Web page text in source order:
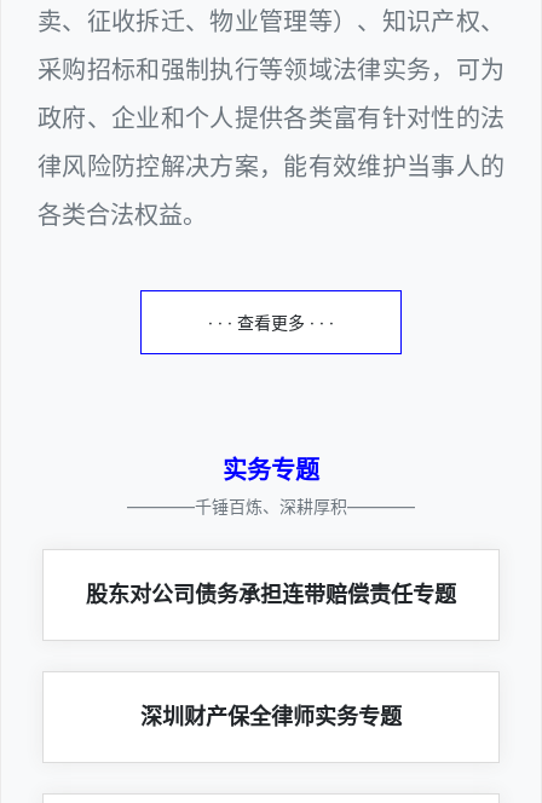
卖、征收拆迁、物业管理等）、知识产权、
采购招标和强制执行等领域法律实务，可为
政府、企业和个人提供各类富有针对性的法
律风险防控解决方案，能有效维护当事人的
各类合法权益。
· · · 查看更多 · · ·
实务专题
————千锤百炼、深耕厚积————
股东对公司债务承担连带赔偿责任专题
深圳财产保全律师实务专题